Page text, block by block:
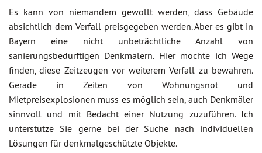
Es kann von niemandem gewollt werden, dass Gebäude
absichtlich dem Verfall preisgegeben werden. Aber es gibt in
Bayern eine nicht unbeträchtliche Anzahl von
sanierungsbedürftigen Denkmälern. Hier möchte ich Wege
finden, diese Zeitzeugen vor weiterem Verfall zu bewahren.
Gerade in Zeiten von Wohnungsnot und
Mietpreisexplosionen muss es möglich sein, auch Denkmäler
sinnvoll und mit Bedacht einer Nutzung zuzuführen. Ich
unterstütze Sie gerne bei der Suche nach individuellen
Lösungen für denkmalgeschützte Objekte.